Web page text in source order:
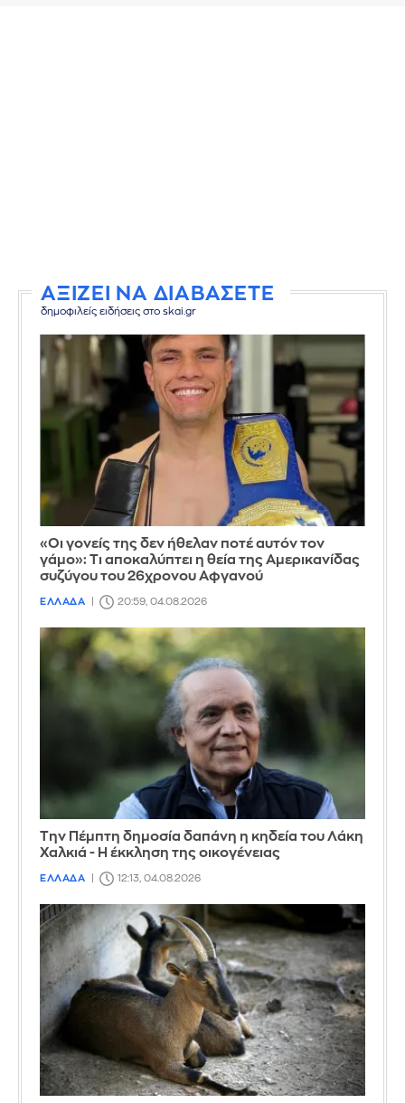
ΑΞΙΖΕΙ ΝΑ ΔΙΑΒΑΣΕΤΕ
δημοφιλείς ειδήσεις στο skai.gr
«Οι γονείς της δεν ήθελαν ποτέ αυτόν τον
γάμο»: Τι αποκαλύπτει η θεία της Αμερικανίδας
συζύγου του 26χρονου Αφγανού
ΕΛΛΑΔΑ 20:59, 04.08.2026
Την Πέμπτη δημοσία δαπάνη η κηδεία του Λάκη
Χαλκιά - Η έκκληση της οικογένειας
ΕΛΛΑΔΑ 12:13, 04.08.2026